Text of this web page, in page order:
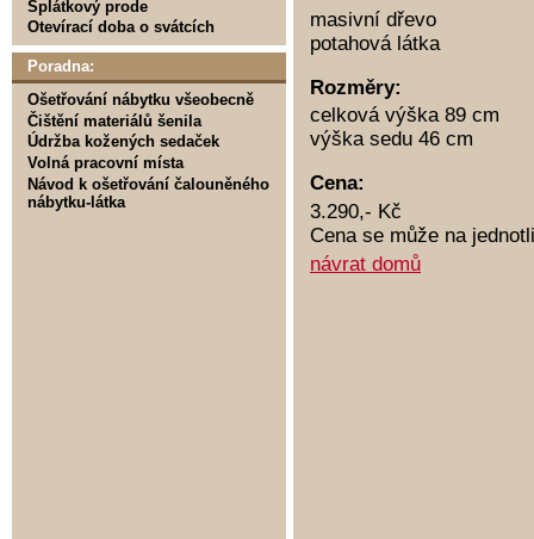
Splátkový prode
Otevírací doba o svátcích
Poradna:
Ošetřování nábytku všeobecně
Čištění materiálů šenila
Údržba kožených sedaček
Volná pracovní místa
Návod k ošetřování čalouněného
nábytku-látka
masivní dřevo
potahová látka
Rozměry:
celková výška 89 cm
výška sedu 46 cm
Cena:
3.290,- Kč
Cena se může na
návrat domů